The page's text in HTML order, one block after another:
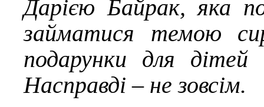
Дарією Байрак, яка
займатися темою
подарунки для
Насправді – не зовсім.